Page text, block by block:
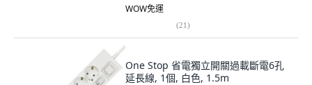
WOW免運
(21)
One Stop 省電獨立開關過載斷電6孔
延長線, 1個, 白色, 1.5m